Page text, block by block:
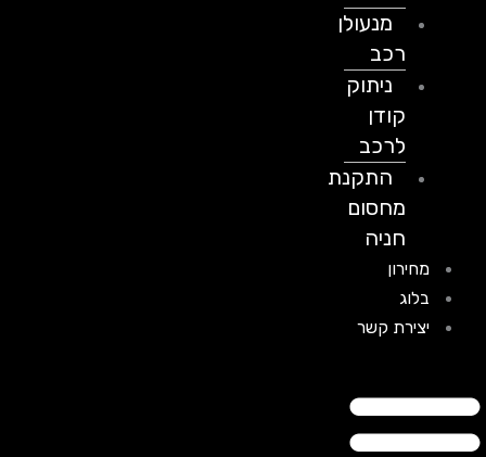
מנעולן
ניתוק
לרכב
התקנת
מחסום
חניה
מחירון
בלוג
יצירת קשר